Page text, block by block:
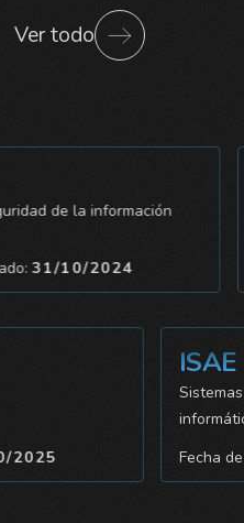
Ver todo
seguridad de la información
31/10/2024
ISAE
Sistemas de
informáticos
Fecha de